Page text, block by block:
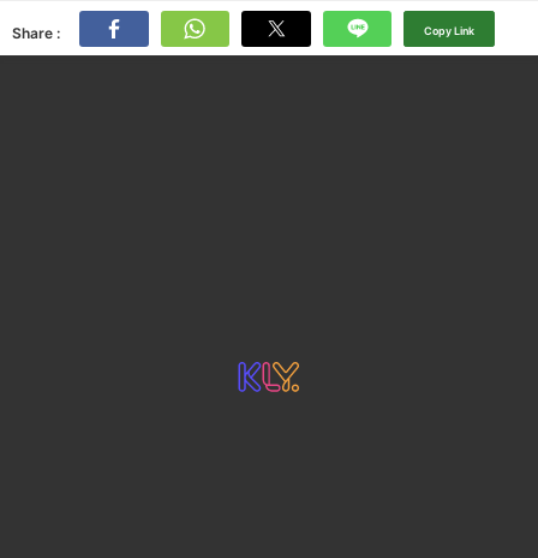
Share : Copy Link